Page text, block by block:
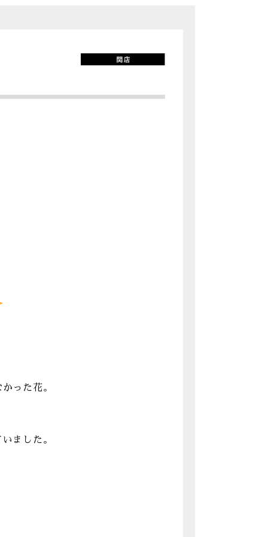
った花。
ました。